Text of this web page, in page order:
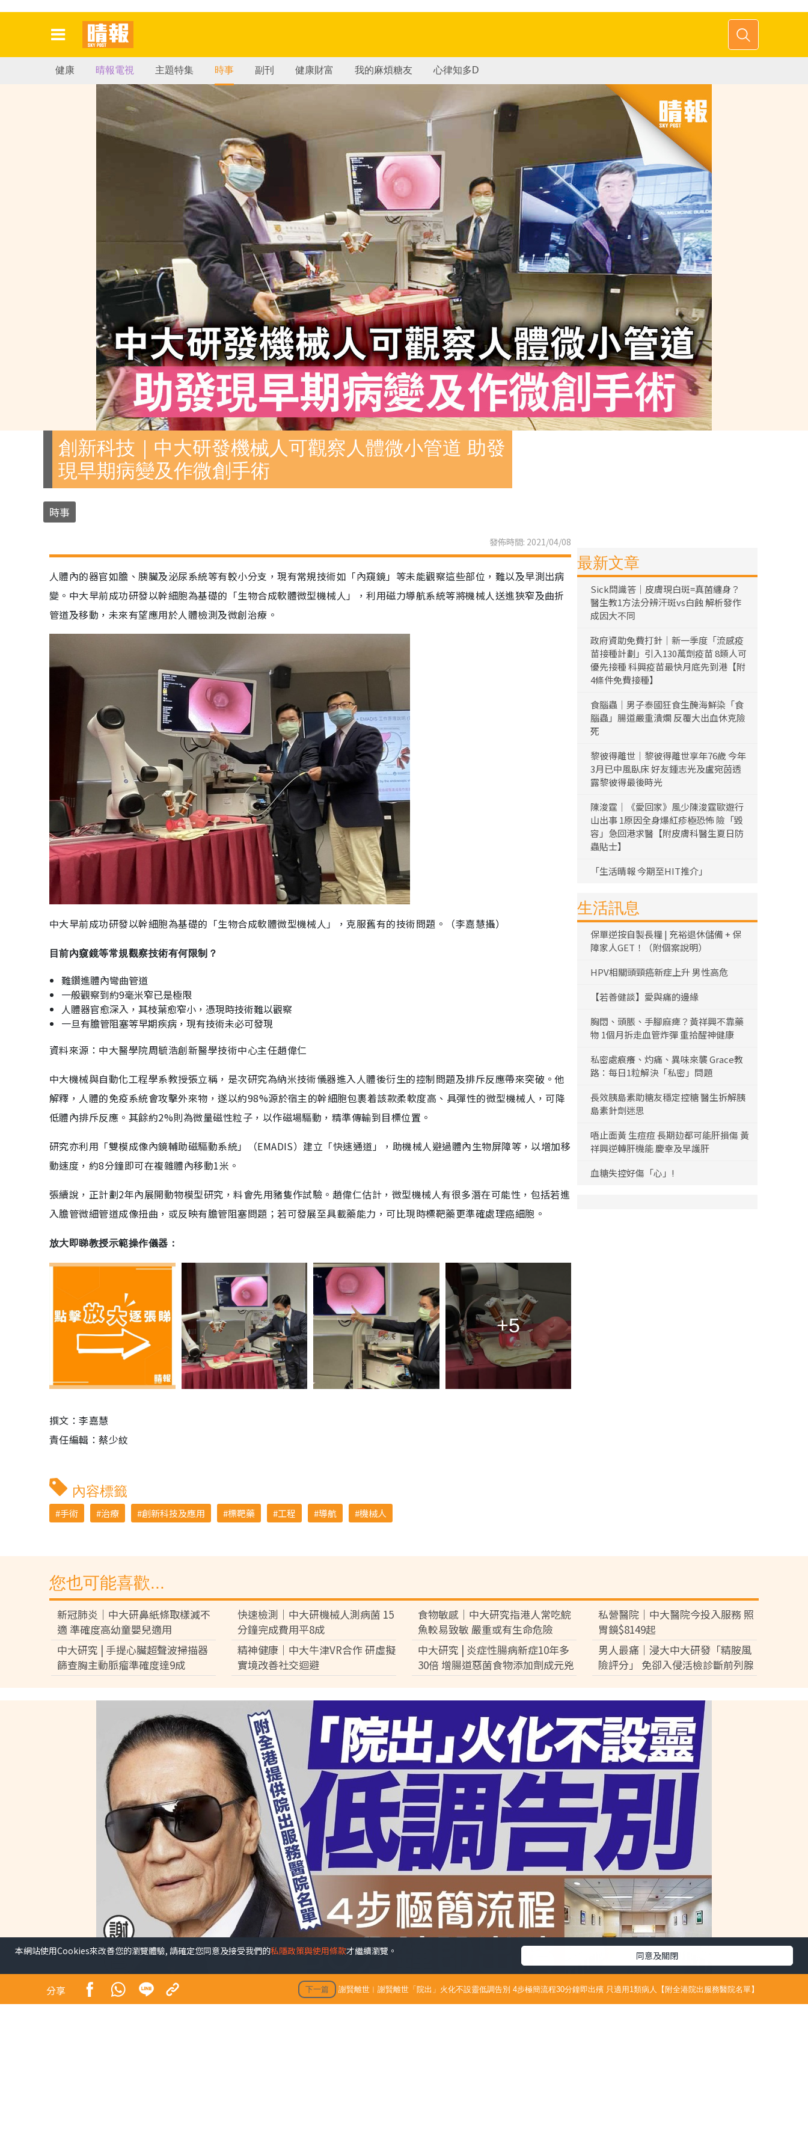
健康 晴報電視 主題特集 時事 副刊 健康財富 我的麻煩糖友 心律知多D
創新科技｜中大研發機械人可觀察人體微小管道 助發
現早期病變及作微創手術
時事
發佈時間: 2021/04/08
人體內的器官如膽、胰臟及泌尿系統等有較小分支，現有常規技術如「內窺鏡」等未能觀察這些部位，難以及早測出病
變。中大早前成功研發以幹細胞為基礎的「生物合成軟體微型機械人」，利用磁力導航系統等將機械人送進狹窄及曲折
管道及移動，未來有望應用於人體檢測及微創治療。
中大早前成功研發以幹細胞為基礎的「生物合成軟體微型機械人」，克服舊有的技術問題。（李嘉慧攝）
目前內窺鏡等常規觀察技術有何限制？
難鑽進體內彎曲管道
一般觀察到約9毫米窄已是極限
人體器官愈深入，其枝葉愈窄小，憑現時技術難以觀察
一旦有膽管阻塞等早期疾病，現有技術未必可發現
資料來源：中大醫學院周毓浩創新醫學技術中心主任趙偉仁
中大機械與自動化工程學系教授張立稱，是次研究為納米技術儀器進入人體後衍生的控制問題及排斥反應帶來突破。他
解釋，人體的免疫系統會攻擊外來物，遂以約98%源於宿主的幹細胞包裹着該款柔軟度高、具彈性的微型機械人，可降
低體內排斥反應。其餘約2%則為微量磁性粒子，以作磁場驅動，精準傳輸到目標位置。
研究亦利用「雙模成像內鏡輔助磁驅動系統」（EMADIS）建立「快速通道」，助機械人避過體內生物屏障等，以增加移
動速度，約8分鐘即可在複雜體內移動1米。
張續說，正計劃2年內展開動物模型研究，料會先用豬隻作試驗。趙偉仁估計，微型機械人有很多潛在可能性，包括若進
入膽管微細管道成像扭曲，或反映有膽管阻塞問題；若可發展至具載藥能力，可比現時標靶藥更準確處理癌細胞。
放大即睇教授示範操作儀器：
+5
撰文：李嘉慧
責任編輯：蔡少紋
內容標籤
手術 治療 創新科技及應用 標靶藥 工程 導航 機械人
最新文章
Sick問識答｜皮膚現白斑=真菌纏身？
醫生教1方法分辨汗斑vs白蝕 解析發作
成因大不同
政府資助免費打針｜新一季度「流感疫
苗接種計劃」引入130萬劑疫苗 8類人可
優先接種 科興疫苗最快月底先到港【附
4條件免費接種】
食腦蟲｜男子泰國狂食生醃海鮮染「食
腦蟲」腸道嚴重潰爛 反覆大出血休克險
死
黎彼得離世｜黎彼得離世享年76歲 今年
3月已中風臥床 好友鍾志光及盧宛茵透
露黎彼得最後時光
陳浚霆｜《愛回家》風少陳浚霆歐遊行
山出事 1原因全身爆紅疹極恐怖 險「毀
容」急回港求醫【附皮膚科醫生夏日防
蟲貼士】
「生活晴報 今期至HIT推介」
生活訊息
保單逆按自製長糧 | 充裕退休儲備 + 保
障家人GET！（附個案說明）
HPV相關頭頸癌新症上升 男性高危
【若善健談】愛與痛的邊緣
胸悶、頭脹、手腳麻痺？黃祥興不靠藥
物 1個月拆走血管炸彈 重拾醒神健康
私密處痕癢、灼痛、異味來襲 Grace教
路：每日1粒解決「私密」問題
長效胰島素助糖友穩定控糖 醫生拆解胰
島素針劑迷思
唔止面黃 生痘痘 長期攰都可能肝損傷 黃
祥興逆轉肝機能 慶幸及早護肝
血糖失控好傷「心」!
您也可能喜歡...
新冠肺炎｜中大研鼻紙條取樣減不
適 準確度高幼童嬰兒適用
快速檢測│中大研機械人測病菌 15
分鐘完成費用平8成
食物敏感│中大研究指港人常吃鯇
魚較易致敏 嚴重或有生命危險
私營醫院｜中大醫院今投入服務 照
胃鏡$8149起
中大研究 | 手提心臟超聲波掃描器
篩查胸主動脈瘤準確度達9成
精神健康｜中大牛津VR合作 研虛擬
實境改善社交迴避
中大研究 | 炎症性腸病新症10年多
30倍 增腸道惡菌食物添加劑成元兇
男人最痛｜浸大中大研發「精胺風
險評分」 免卻入侵活檢診斷前列腺
癌
分享 下一篇 謝賢離世︱謝賢離世「院出」火化不設靈低調告別 4步極簡流程30分鐘即出殯 只適用1類病人【附全港院出服務醫院名單】
本網站使用Cookies來改善您的瀏覽體驗, 請確定您同意及接受我們的私隱政策與使用條款才繼續瀏覽。 同意及關閉